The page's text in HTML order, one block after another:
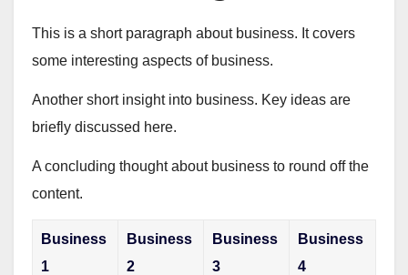
This is a short paragraph about business. It covers
some interesting aspects of business.
Another short insight into business. Key ideas are
briefly discussed here.
A concluding thought about business to round off the
content.
Business
1
Business
2
Business
3
Business
4